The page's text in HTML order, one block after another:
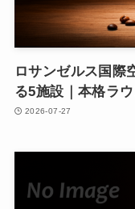
ロサンゼルス国際
る5施設｜本格ラ
2026-07-27